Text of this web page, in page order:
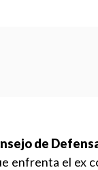
de
enfrenta el ex